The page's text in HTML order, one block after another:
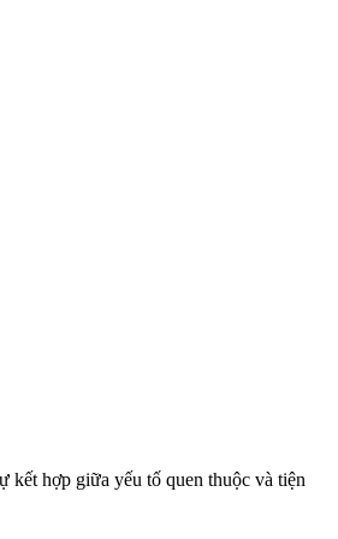
hợp giữa yếu tố quen thuộc và tiện